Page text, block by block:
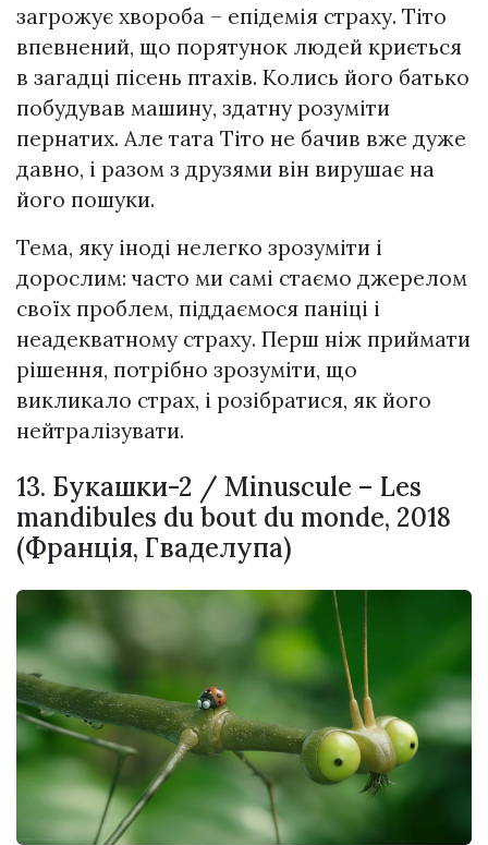
загрожує хвороба – епідемія страху. Тіто
впевнений, що порятунок людей криється
в загадці пісень птахів. Колись його батько
побудував машину, здатну розуміти
пернатих. Але тата Тіто не бачив вже дуже
давно, і разом з друзями він вирушає на
його пошуки.
Тема, яку іноді нелегко зрозуміти і
дорослим: часто ми самі стаємо джерелом
своїх проблем, піддаємося паніці і
неадекватному страху. Перш ніж приймати
рішення, потрібно зрозуміти, що
викликало страх, і розібратися, як його
нейтралізувати.
13. Букашки-2 / Minuscule – Les
mandibules du bout du monde, 2018
(Франція, Гваделупа)